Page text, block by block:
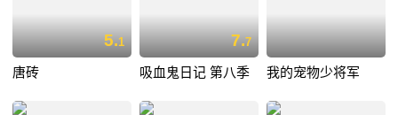
5.1
唐砖
7.7
吸血鬼日记 第八季 我的宠物少将军